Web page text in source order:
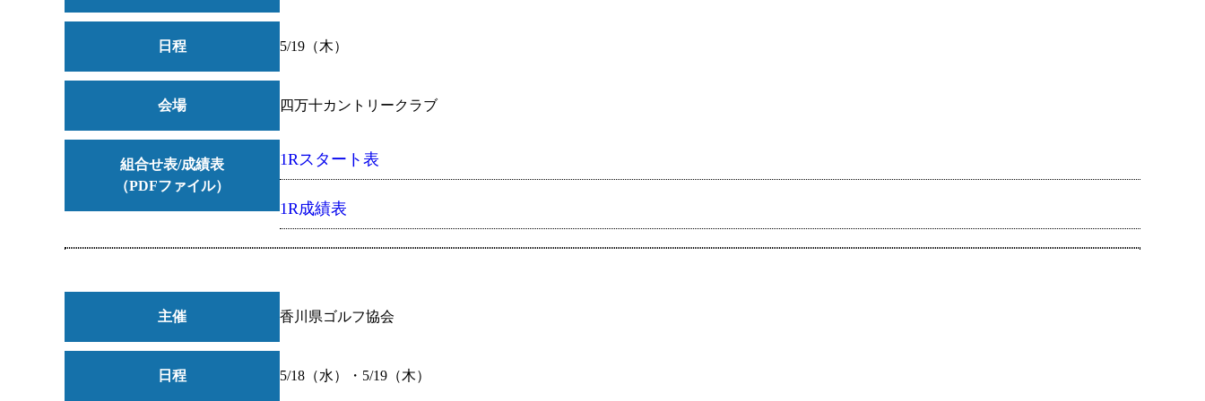
日程 5/19（木）
会場 四万十カントリークラブ
組合せ表/成績表
（PDFファイル）
1Rスタート表
1R成績表
主催 香川県ゴルフ協会
日程 5/18（水）・5/19（木）